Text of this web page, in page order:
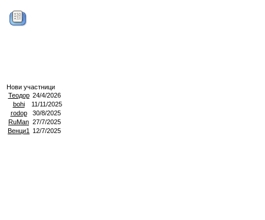
Нови участници
Теодор 24/4/2026
bohi
11/11/2025
rodop
30/8/2025
RuMan 27/7/2025
Венци1
12/7/2025